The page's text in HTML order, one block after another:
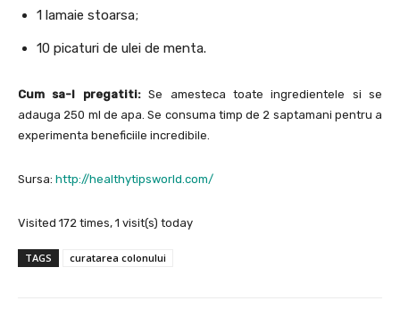
1 lamaie stoarsa;
10 picaturi de ulei de menta.
Cum sa-l pregatiti:Se amesteca toate ingredientele si se
adauga 250 ml de apa. Se consuma timp de 2 saptamani pentru a
experimenta beneficiile incredibile.
Sursa: http://healthytipsworld.com/
Visited 172 times, 1 visit(s) today
TAGS curatarea colonului